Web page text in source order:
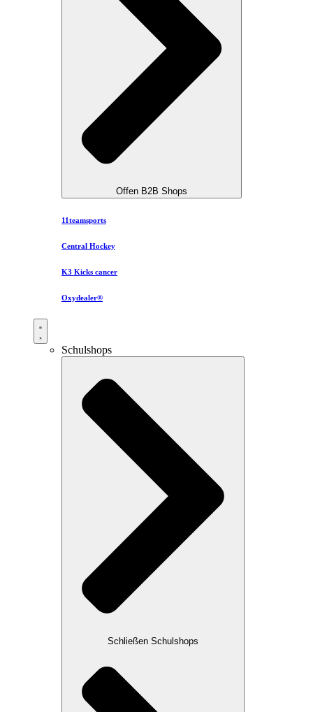
Offen B2B Shops
11teamsports
Central Hockey
K3 Kicks cancer
Oxydealer®
Schulshops
Schließen Schulshops